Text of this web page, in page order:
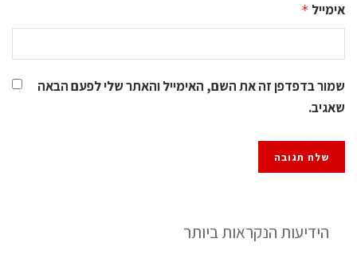
אימייל *
שמור בדפדפן זה את השם, האימייל והאתר שלי לפעם הבאה
שאגיב.
הידיעות הנקראות ביותר